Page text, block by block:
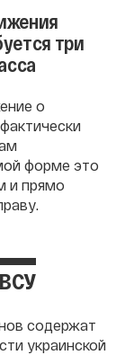
три
о
форме это
и прямо
содержат
украинской